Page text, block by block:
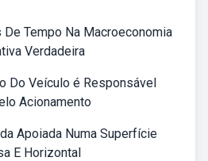
Tempo Na Macroeconomia
Verdadeira
Do Veículo é Responsável
Acionamento
Apoiada Numa Superfície
E Horizontal